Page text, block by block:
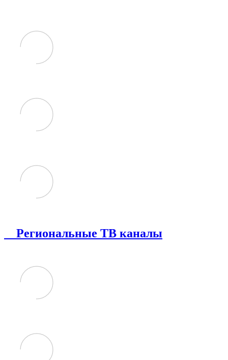
Региональные ТВ каналы